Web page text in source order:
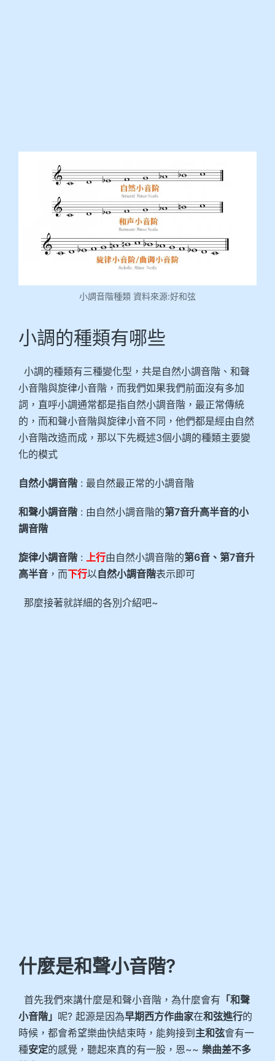
小調音階種類 資料來源:好和弦
小調的種類有哪些
小調的種類有三種變化型，共是自然小調音階、和聲
小音階與旋律小音階，而我們如果我們前面沒有多加
詞，直呼小調通常都是指自然小調音階，最正常傳統
的，而和聲小音階與旋律小音不同，他們都是經由自然
小音階改造而成，那以下先概述3個小調的種類主要變
化的模式
自然小調音階 : 最自然最正常的小調音階
和聲小調音階 : 由自然小調音階的第7音升高半音的小
調音階
旋律小調音階 : 上行由自然小調音階的第6音、第7音升
高半音 ，而下行以自然小調音階表示即可
那麼接著就詳細的各別介紹吧~
什麼是和聲小音階?
首先我們來講什麼是和聲小音階，為什麼會有 「和聲
小音階」 呢? 起源是因為早期西方作曲家在和弦進行的
時候，都會希望樂曲快結束時，能夠接到主和弦會有一
種安定的感覺，聽起來真的有一股，恩~~ 樂曲差不多